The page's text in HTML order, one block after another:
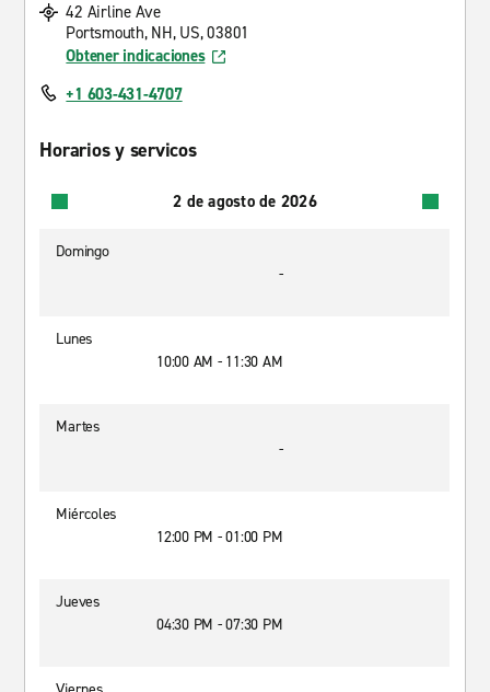
42 Airline Ave
Portsmouth, NH, US, 03801
Obtener indicaciones
+1 603-431-4707
Horarios y servicos
2 de agosto de 2026
Domingo
-
Lunes
10:00 AM - 11:30 AM
Martes
-
Miércoles
12:00 PM - 01:00 PM
Jueves
04:30 PM - 07:30 PM